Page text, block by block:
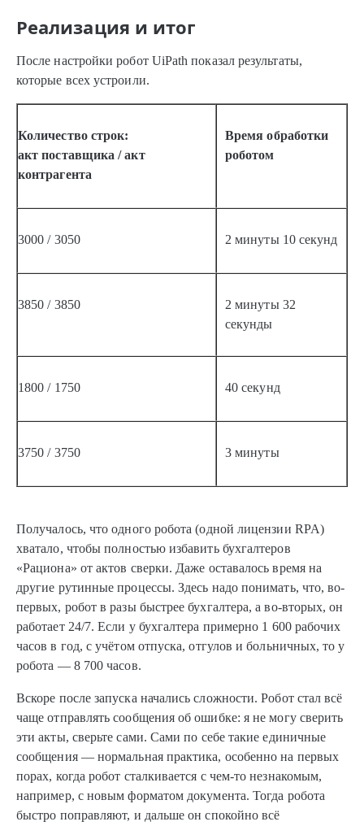
Реализация и итог
После настройки робот UiPath показал результаты,
которые всех устроили.
Количество строк:
акт поставщика / акт
контрагента
Время обработки
роботом
3000 / 3050 2 минуты 10 секунд
3850 / 3850
2 минуты 32
секунды
1800 / 1750 40 секунд
3750 / 3750 3 минуты
Получалось, что одного робота (одной лицензии RPA)
хватало, чтобы полностью избавить бухгалтеров
«Рациона» от актов сверки. Даже оставалось время на
другие рутинные процессы. Здесь надо понимать, что, во-
первых, робот в разы быстрее бухгалтера, а во-вторых, он
работает 24/7. Если у бухгалтера примерно 1 600 рабочих
часов в год, с учётом отпуска, отгулов и больничных, то у
робота — 8 700 часов.
Вскоре после запуска начались сложности. Робот стал всё
чаще отправлять сообщения об ошибке: я не могу сверить
эти акты, сверьте сами. Сами по себе такие единичные
сообщения — нормальная практика, особенно на первых
порах, когда робот сталкивается с чем-то незнакомым,
например, с новым форматом документа. Тогда робота
быстро поправляют, и дальше он спокойно всё